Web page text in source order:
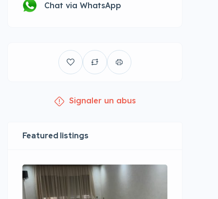
Chat via WhatsApp
Signaler un abus
Featured listings